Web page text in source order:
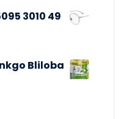
3010 49
Bliloba